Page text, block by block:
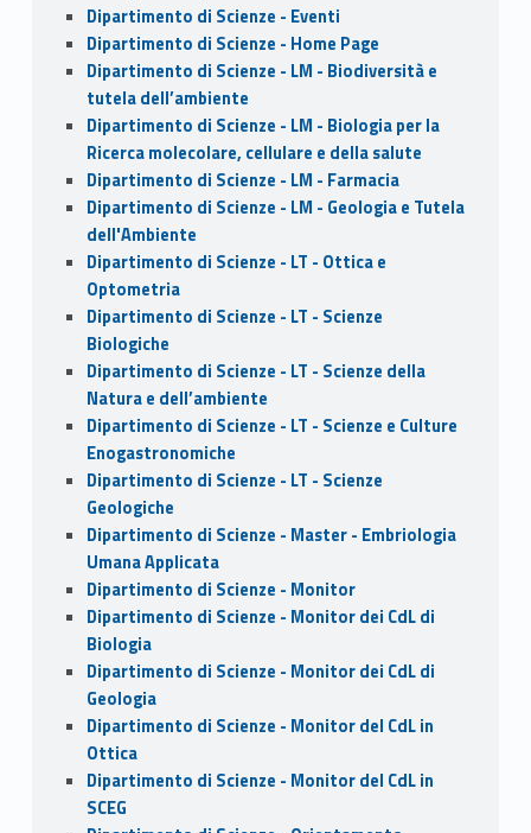
Dipartimento di Scienze - Eventi
Dipartimento di Scienze - Home Page
Dipartimento di Scienze - LM - Biodiversità e
tutela dell’ambiente
Dipartimento di Scienze - LM - Biologia per la
Ricerca molecolare, cellulare e della salute
Dipartimento di Scienze - LM - Farmacia
Dipartimento di Scienze - LM - Geologia e Tutela
dell'Ambiente
Dipartimento di Scienze - LT - Ottica e
Optometria
Dipartimento di Scienze - LT - Scienze
Biologiche
Dipartimento di Scienze - LT - Scienze della
Natura e dell’ambiente
Dipartimento di Scienze - LT - Scienze e Culture
Enogastronomiche
Dipartimento di Scienze - LT - Scienze
Geologiche
Dipartimento di Scienze - Master - Embriologia
Umana Applicata
Dipartimento di Scienze - Monitor
Dipartimento di Scienze - Monitor dei CdL di
Biologia
Dipartimento di Scienze - Monitor dei CdL di
Geologia
Dipartimento di Scienze - Monitor del CdL in
Ottica
Dipartimento di Scienze - Monitor del CdL in
SCEG